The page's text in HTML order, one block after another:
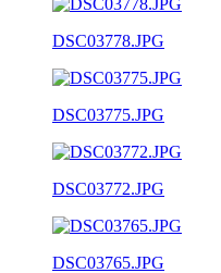
DSC03778.JPG
DSC03775.JPG
DSC03772.JPG
DSC03765.JPG